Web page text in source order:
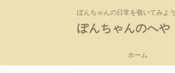
ぽんちゃんの日常を覗いてみよう
ぽんちゃんのへや
ホーム